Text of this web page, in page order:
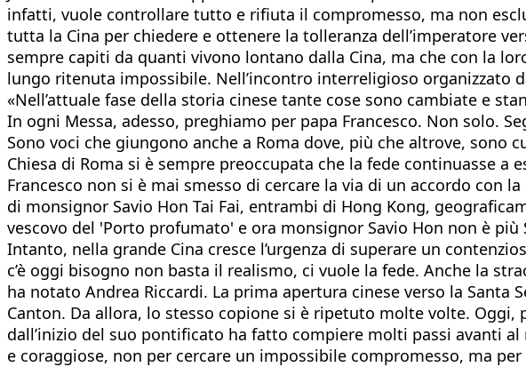
infatti, vuole controllare tutto e rifiuta il compromesso, ma non
tutta la Cina per chiedere e ottenere la tolleranza dell’imperatore
sempre capiti da quanti vivono lontano dalla Cina, ma che con la
lungo ritenuta impossibile. Nell’incontro interreligioso organizzato
«Nell’attuale fase della storia cinese tante cose sono cambiate e
In ogni Messa, adesso, preghiamo per papa Francesco. Non solo.
Sono voci che giungono anche a Roma dove, più che altrove,
Chiesa di Roma si è sempre preoccupata che la fede continuasse
Francesco non si è mai smesso di cercare la via di un accordo con
di monsignor Savio Hon Tai Fai, entrambi di Hong Kong,
vescovo del 'Porto profumato' e ora monsignor Savio Hon non è più
Intanto, nella grande Cina cresce l’urgenza di superare un
c’è oggi bisogno non basta il realismo, ci vuole la fede. Anche la
ha notato Andrea Riccardi. La prima apertura cinese verso la
Canton. Da allora, lo stesso copione si è ripetuto molte volte.
dall’inizio del suo pontificato ha fatto compiere molti passi avanti
e coraggiose, non per cercare un impossibile compromesso, ma